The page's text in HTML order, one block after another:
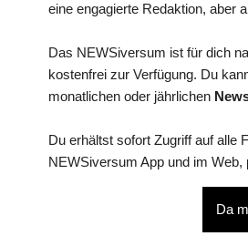
eine engagierte Redaktion, aber
Das NEWSiversum ist für dich
kostenfrei zur Verfügung. Du
monatlichen oder jährlichen
Du erhältst sofort Zugriff auf alle
NEWSiversum App und im
Da